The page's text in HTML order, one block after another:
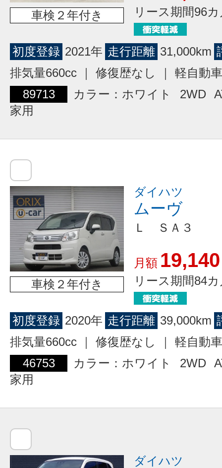
車検２年付き リース期間96
初度登録 2021年 走行距離 31,000km
排気量660cc ｜ 修復歴なし ｜ 軽自動車
89713
カラー：ホワイト 2WD
家用
車検２年付き
ダイハツ
ムーヴ
Ｌ ＳＡ３
月額 19,140
リース期間84
初度登録 2020年 走行距離 39,000km
排気量660cc ｜ 修復歴なし ｜ 軽自動車
46753
カラー：ホワイト 2WD
家用
ダイハツ